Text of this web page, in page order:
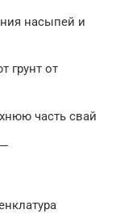
насыпей и
грунт от
часть свай
—